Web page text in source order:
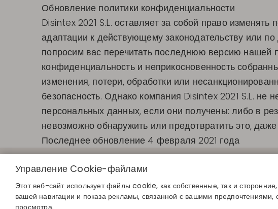
Обновление политики конфиденциальности
Disintex 2021 S.L. оставляет за собой право
адаптации к действующему законодательству или
попросим вас перечитать последнюю версию нашей
конфиденциальность и неприкосновенность
изменения, потери, обработки или
безопасность. Однако компания Disintex 2021 S.L. не
персональных данных, если они получены: либо в
невозможно обнаружить или предотвратить это,
Последнее обновление 4 февраля 2021 года
Управление Cookie-файлами
Этот веб-сайт использует файлы cookie, как собственные, так и
вашей навигации и показа рекламы, связанной с вашими
просмотра.
Найдите свой магазин
Присоединяйтесь к каталогу